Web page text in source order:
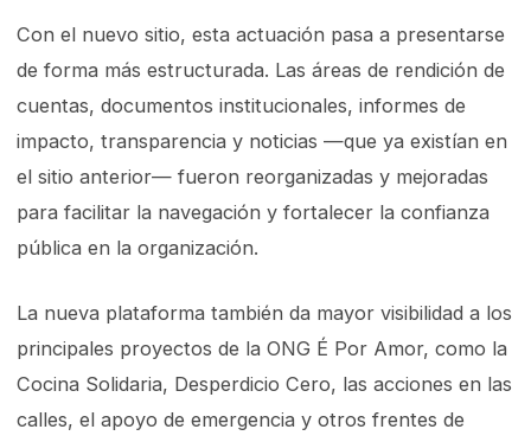
Con el nuevo sitio, esta actuación pasa a presentarse
de forma más estructurada. Las áreas de rendición de
cuentas, documentos institucionales, informes de
impacto, transparencia y noticias —que ya existían en
el sitio anterior— fueron reorganizadas y mejoradas
para facilitar la navegación y fortalecer la confianza
pública en la organización.
La nueva plataforma también da mayor visibilidad a los
principales proyectos de la ONG É Por Amor, como la
Cocina Solidaria, Desperdicio Cero, las acciones en las
calles, el apoyo de emergencia y otros frentes de